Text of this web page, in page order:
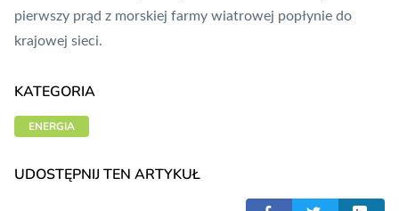
pierwszy prąd z morskiej farmy wiatrowej popłynie do
krajowej sieci.
KATEGORIA
ENERGIA
UDOSTĘPNIJ TEN ARTYKUŁ